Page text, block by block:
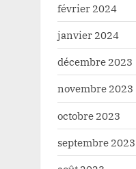
février 2024
janvier 2024
décembre 2023
novembre 2023
octobre 2023
septembre 2023